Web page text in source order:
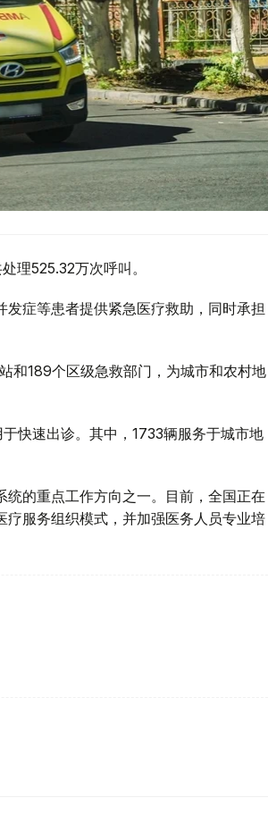
理525.32万次呼叫。
症等患者提供紧急医疗救助，同时承担
和189个区级急救部门，为城市和农村地
快速出诊。其中，1733辆服务于城市地
的重点工作方向之一。目前，全国正在
服务组织模式，并加强医务人员专业培